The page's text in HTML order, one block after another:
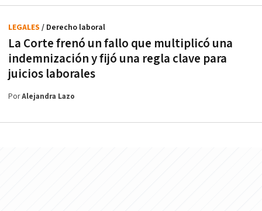
La Corte frenó un fallo que multiplicó una
indemnización y fijó una regla clave para
juicios laborales
LEGALES / Derecho laboral
PorAlejandra Lazo